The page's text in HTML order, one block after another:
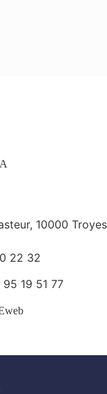
10000 Troyes
22 32
19 51 77